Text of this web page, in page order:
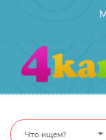
Что ищем?